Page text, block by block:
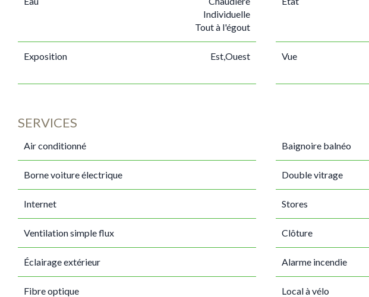
Individuelle
Tout à l'égout
Exposition Est,Ouest Vue
SERVICES
Air conditionné Baignoire balnéo
Borne voiture électrique Double vitrage
Internet Stores
Ventilation simple flux Clôture
Éclairage extérieur Alarme incendie
Fibre optique Local à vélo